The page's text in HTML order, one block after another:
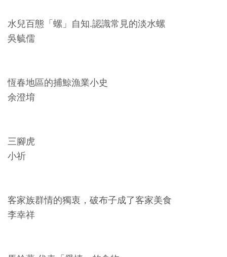
友
善
措
服
務
導
覽
En
glis
h
日
本
水兒百態「螺」自知.認識常見的淡水螺
吳毓儒
恆春地區的捕鯨漁業小史
余澄堉
三腳虎
小祈
客家族群情的獨衷，破布子成了客家美食
李幸祥